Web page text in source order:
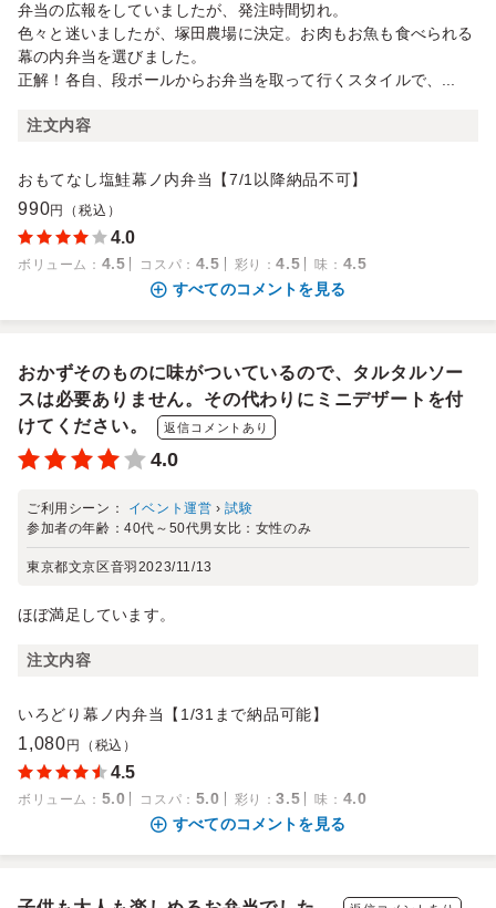
弁当の広報をしていましたが、発注時間切れ。
色々と迷いましたが、塚田農場に決定。お肉もお魚も食べられる
幕の内弁当を選びました。
正解！各自、段ボールからお弁当を取って行くスタイルで、...
注文内容
おもてなし塩鮭幕ノ内弁当【7/1以降納品不可】
990円（税込）
4.0
ボリューム ： 4.5 コスパ ： 4.5 彩り ：4.5 味 ： 4.5
すべてのコメントを見る
おかずそのものに味がついているので、タルタルソー
スは必要ありません。その代わりにミニデザートを付
けてください。
返信コメントあり
4.0
ご利用シーン： イベント運営 ›試験
参加者の年齢：40代～50代男女比： 女性のみ
東京都文京区音羽 2023/11/13
ほぼ満足しています。
注文内容
いろどり幕ノ内弁当【1/31まで納品可能】
1,080 円（税込）
4.5
ボリューム ： 5.0 コスパ ： 5.0 彩り ：3.5 味 ： 4.0
すべてのコメントを見る